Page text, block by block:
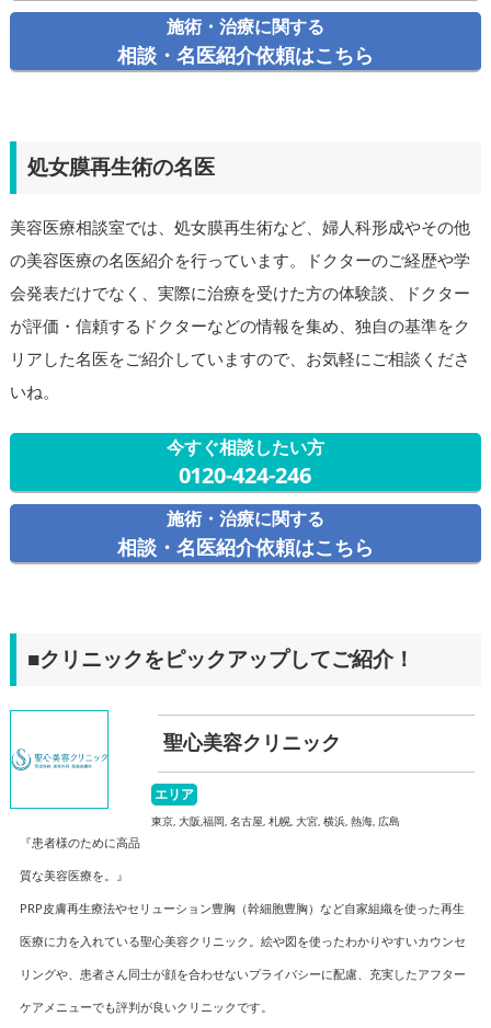
施術・治療に関する
相談・名医紹介依頼はこちら
処女膜再生術の名医
美容医療相談室では、処女膜再生術など、婦人科形成やその他
の美容医療の名医紹介を行っています。ドクターのご経歴や学
会発表だけでなく、実際に治療を受けた方の体験談、ドクター
が評価・信頼するドクターなどの情報を集め、独自の基準をク
リアした名医をご紹介していますので、お気軽にご相談くださ
いね。
今すぐ相談したい方
0120-424-246
施術・治療に関する
相談・名医紹介依頼はこちら
■クリニックをピックアップしてご紹介！
聖心美容クリニック
エリア
東京, 大阪,福岡, 名古屋, 札幌, 大宮, 横浜, 熱海, 広島
『患者様のために高品
質な美容医療を。』
PRP皮膚再生療法やセリューション豊胸（幹細胞豊胸）など自家組織を使った再生
医療に力を入れている聖心美容クリニック。絵や図を使ったわかりやすいカウンセ
リングや、患者さん同士が顔を合わせないプライバシーに配慮、充実したアフター
ケアメニューでも評判が良いクリニックです。